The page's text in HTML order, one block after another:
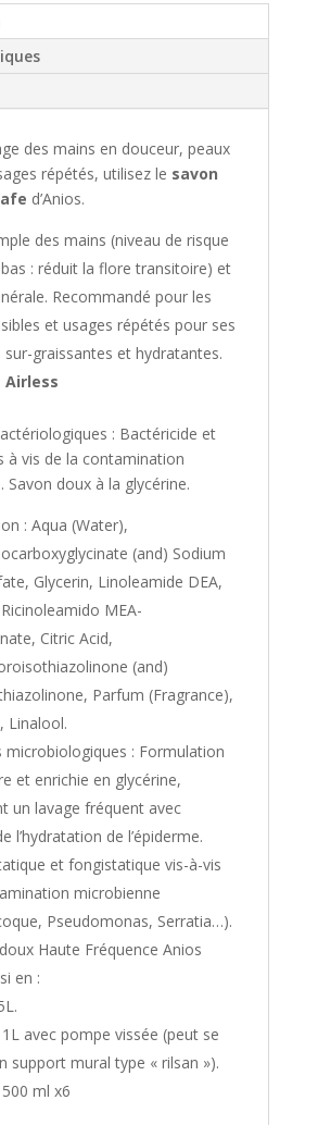
des mains en douceur, peaux
répétés, utilisez le savon
d’Anios.
des mains (niveau de risque
: réduit la flore transitoire) et
Recommandé pour les
et usages répétés pour ses
graissantes et hydratantes.
Airless
: Bactéricide et
à vis de la contamination
Savon doux à la glycérine.
: Aqua (Water),
(and) Sodium
Glycerin, Linoleamide DEA,
MEA-
Citric Acid,
(and)
Parfum (Fragrance),
Linalool.
microbiologiques : Formulation
et enrichie en glycérine,
un lavage fréquent avec
l’hydratation de l’épiderme.
et fongistatique vis-à-vis
microbienne
Pseudomonas, Serratia…).
Haute Fréquence Anios
en :
avec pompe vissée (peut se
support mural type « rilsan »).
ml x6